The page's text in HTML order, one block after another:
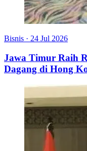
Bisnis · 24 Jul 2026
Jawa Timur Raih
Dagang di Hong